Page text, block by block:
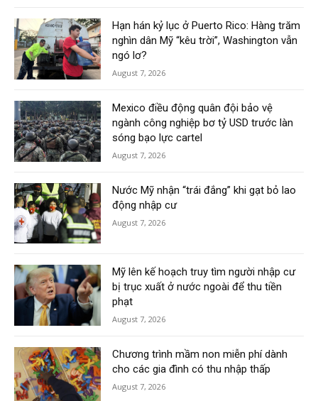
Hạn hán kỷ lục ở Puerto Rico: Hàng trăm
nghìn dân Mỹ “kêu trời”, Washington vẫn
ngó lơ?
August 7, 2026
Mexico điều động quân đội bảo vệ
ngành công nghiệp bơ tỷ USD trước làn
sóng bạo lực cartel
August 7, 2026
Nước Mỹ nhận “trái đắng” khi gạt bỏ lao
động nhập cư
August 7, 2026
Mỹ lên kế hoạch truy tìm người nhập cư
bị trục xuất ở nước ngoài để thu tiền
phạt
August 7, 2026
Chương trình mầm non miễn phí dành
cho các gia đình có thu nhập thấp
August 7, 2026